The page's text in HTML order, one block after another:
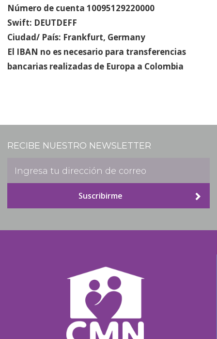
Número de cuenta 10095129220000
Swift: DEUTDEFF
Ciudad/ País: Frankfurt, Germany
El IBAN no es necesario para transferencias
bancarias realizadas de Europa a Colombia
RECIBE NUESTRO NEWSLETTER
Suscribirme